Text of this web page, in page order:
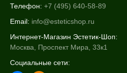
Телефон: +7 (495) 640-58-89
Email: info@esteticshop.ru
Интернет-Магазин Эстетик-Шоп:
Москва, Проспект Мира, 33к1
Социальные сети: